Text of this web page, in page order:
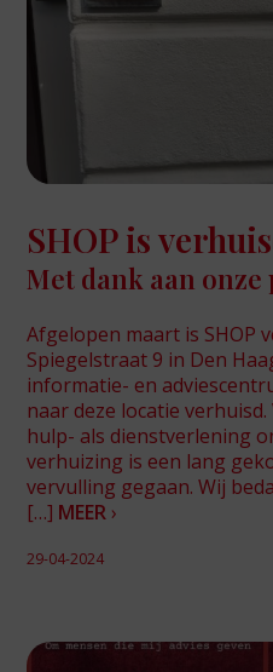
SHOP is
Met dank aan
Afgelopen maart is SHOP
Spiegelstraat 9 in Den
informatie- en
naar deze locatie
hulp- als dienstverlening
verhuizing is een lang
vervulling gegaan. Wij
[…] MEER ›
29-04-2024